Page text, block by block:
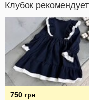
Клубок рекомендует
750 грн